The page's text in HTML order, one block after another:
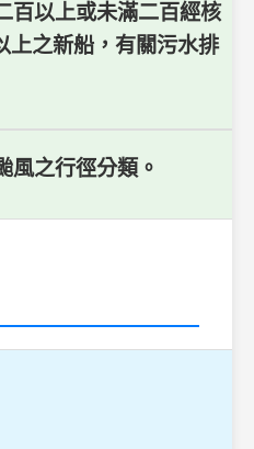
百以上或未滿二百經核
上之新船，有關污水排
風之行徑分類。